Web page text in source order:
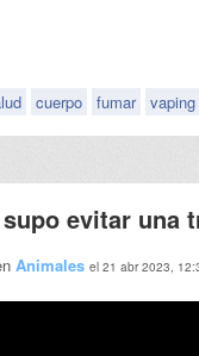
cuerpo fumar vaping
evitar una
Animales el 21 abr 2023,